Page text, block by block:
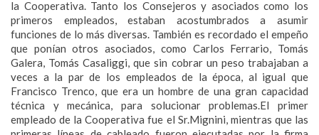
la Cooperativa. Tanto los Consejeros y asociados como los
primeros empleados, estaban acostumbrados a asumir
funciones de lo más diversas. También es recordado el empeño
que ponían otros asociados, como Carlos Ferrario, Tomás
Galera, Tomás Casaliggi, que sin cobrar un peso trabajaban a
veces a la par de los empleados de la época, al igual que
Francisco Trenco, que era un hombre de una gran capacidad
técnica y mecánica, para solucionar problemas.El primer
empleado de la Cooperativa fue el Sr.Mignini, mientras que las